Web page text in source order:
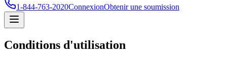
1-844-763-2020ConnexionObtenir une soumission
Conditions d'utilisation